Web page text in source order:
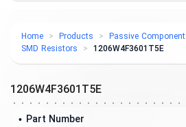
Home Products Passive Component
SMD Resistors
1206W4F3601T5E
1206W4F3601T5E
Part Number